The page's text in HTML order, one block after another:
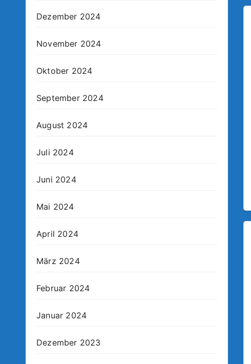
Dezember 2024
November 2024
Oktober 2024
September 2024
August 2024
Juli 2024
Juni 2024
Mai 2024
April 2024
März 2024
Februar 2024
Januar 2024
Dezember 2023